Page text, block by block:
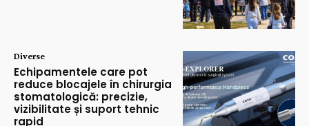
Diverse
Echipamentele care pot
reduce blocajele în chirurgia
stomatologică: precizie,
vizibilitate și suport tehnic
rapid